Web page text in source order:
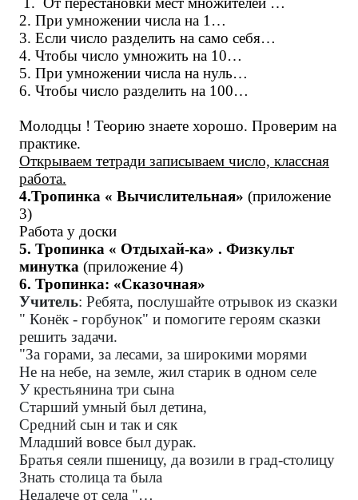
2. При умножении числа на 1…
3. Если число разделить на само себя…
4. Чтобы число умножить на 10…
5. При умножении числа на нуль…
6. Чтобы число разделить на 100…
Молодцы ! Теорию знаете хорошо. Проверим на
практике.
Открываем тетради записываем число, классная
работа.
4.Тропинка « Вычислительная» (приложение
3)
Работа у доски
5. Тропинка « Отдыхай-ка» . Физкульт
минутка (приложение 4)
6. Тропинка: «Сказочная»
Учитель: Ребята, послушайте отрывок из сказки
" Конёк - горбунок" и помогите героям сказки
решить задачи.
"За горами, за лесами, за широкими морями
Не на небе, на земле, жил старик в одном селе
У крестьянина три сына
Старший умный был детина,
Средний сын и так и сяк
Младший вовсе был дурак.
Братья сеяли пшеницу, да возили в град-столицу
Знать столица та была
Недалече от села "…